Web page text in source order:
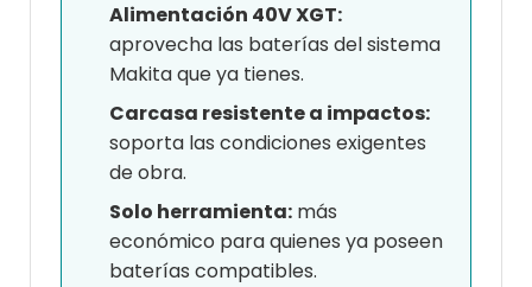
Alimentación 40V XGT:
aprovecha las baterías del sistema
Makita que ya tienes.
Carcasa resistente a impactos:
soporta las condiciones exigentes
de obra.
Solo herramienta: más
económico para quienes ya poseen
baterías compatibles.